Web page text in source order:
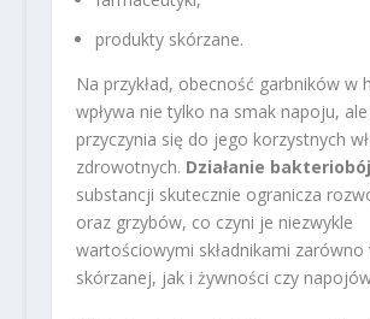
produkty skórzane.
Na przykład, obecność garbników w
wpływa nie tylko na smak napoju,
przyczynia się do jego korzystnych
zdrowotnych. Działanie
substancji skutecznie ogranicza
oraz grzybów, co czyni je niezwykle
wartościowymi składnikami zarówno
skórzanej, jak i żywności czy